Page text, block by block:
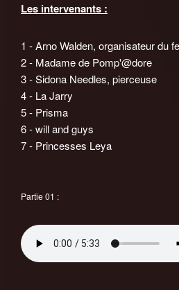
Les intervenants :
1 - Arno Walden, organisateur du
2 - Madame de Pomp'@dore
3 - Sidona Needles, pierceuse
4 - La Jarry
5 - Prisma
6 - will and guys
7 - Princesses Leya
Partie 01 :